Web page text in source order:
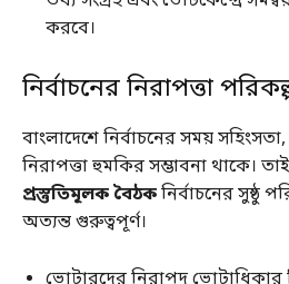
করবে।
নির্বাচনের নিরাপত্তা
বাংলাদেশে নির্বাচনের সময়
নিরাপত্তা হুমকির সম্ভাবনা থাকে।
প্রস্তুতিমূলক বৈঠকনির্বাচনের সুষ্ঠু
অত্যন্ত গুরুত্বপূর্ণ।